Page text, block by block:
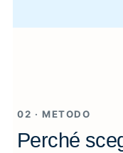
02 · METODO
Perché